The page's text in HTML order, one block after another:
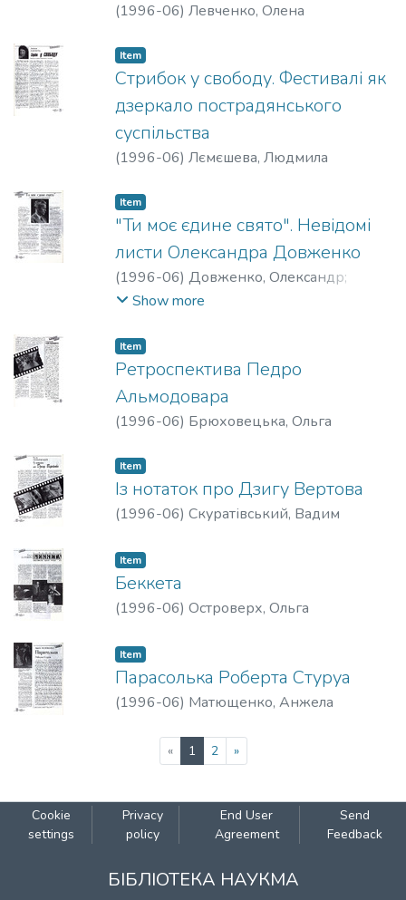
(1996-06) Левченко, Олена
Item
Стрибок у свободу. Фестивалі як
дзеркало пострадянського
суспільства
(1996-06) Лємєшева, Людмила
Item
"Ти моє єдине свято". Невідомі
листи Олександра Довженко
(1996-06) Довженко, Олександр;
Гращенкова, Ірина
Show more
Item
Ретроспектива Педро
Альмодовара
(1996-06) Брюховецька, Ольга
Item
Із нотаток про Дзигу Вертова
(1996-06) Скуратівський, Вадим
Item
Беккета
(1996-06) Островерх, Ольга
Item
Парасолька Роберта Стуруа
(1996-06) Матющенко, Анжела
« 1 (current)
2 »
Cookie
settings
Privacy
policy
End User
Agreement
Send
Feedback
БІБЛІОТЕКА НАУКМА